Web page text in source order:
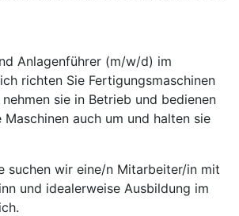
Anlagenführer (m/w/d) im
richten Sie Fertigungsmaschinen
sie in Betrieb und bedienen
Maschinen auch um und halten sie
suchen wir eine/n Mitarbeiter/in mit
und idealerweise Ausbildung im